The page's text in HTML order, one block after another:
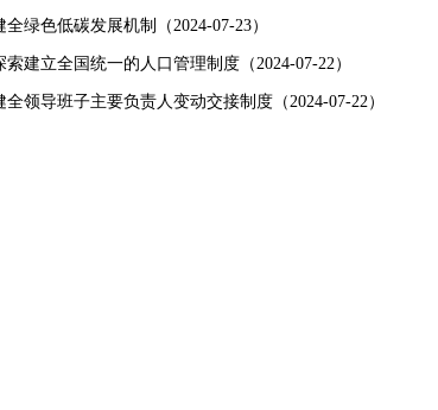
绿色低碳发展机制（2024-07-23）
建立全国统一的人口管理制度（2024-07-22）
领导班子主要负责人变动交接制度（2024-07-22）